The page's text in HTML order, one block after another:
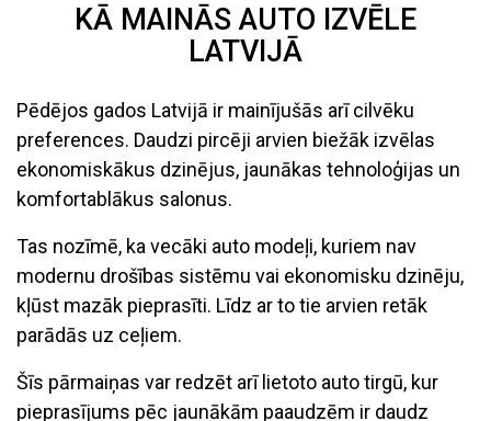
KĀ MAINĀS AUTO IZVĒLE
LATVIJĀ
Pēdējos gados Latvijā ir mainījušās arī cilvēku
preferences. Daudzi pircēji arvien biežāk izvēlas
ekonomiskākus dzinējus, jaunākas tehnoloģijas un
komfortablākus salonus.
Tas nozīmē, ka vecāki auto modeļi, kuriem nav
modernu drošības sistēmu vai ekonomisku dzinēju,
kļūst mazāk pieprasīti. Līdz ar to tie arvien retāk
parādās uz ceļiem.
Šīs pārmaiņas var redzēt arī lietoto auto tirgū, kur
pieprasījums pēc jaunākām paaudzēm ir daudz